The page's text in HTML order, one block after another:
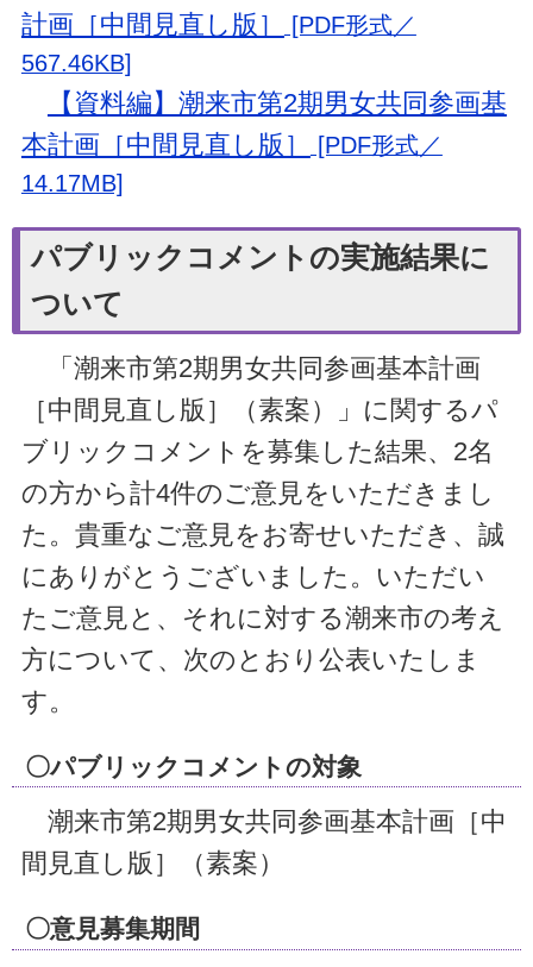
計画［中間見直し版］
[PDF形式／
567.46KB]
【資料編】潮来市第2期男女共同参画基
本計画［中間見直し版］
[PDF形式／
14.17MB]
パブリックコメントの実施結果に
ついて
「潮来市第2期男女共同参画基本計画
［中間見直し版］
（素案）」に関するパ
ブリックコメントを募集した結果、2名
の方から計4件のご意見をいただきまし
た。貴重なご意見をお寄せいただき、誠
にありがとうございました。いただい
たご意見と、それに対する潮来市の考え
方について、次のとおり公表いたしま
す。
〇パブリックコメントの対象
潮来市第2期男女共同参画基本計画［中
間見直し版］（素案）
〇意見募集期間